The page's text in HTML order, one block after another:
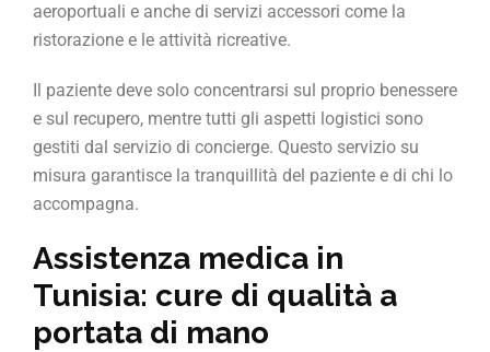
aeroportuali e anche di servizi accessori come la
ristorazione e le attività ricreative.
Il paziente deve solo concentrarsi sul proprio benessere
e sul recupero, mentre tutti gli aspetti logistici sono
gestiti dal servizio di concierge. Questo servizio su
misura garantisce la tranquillità del paziente e di chi lo
accompagna.
Assistenza medica in
Tunisia: cure di qualità a
portata di mano